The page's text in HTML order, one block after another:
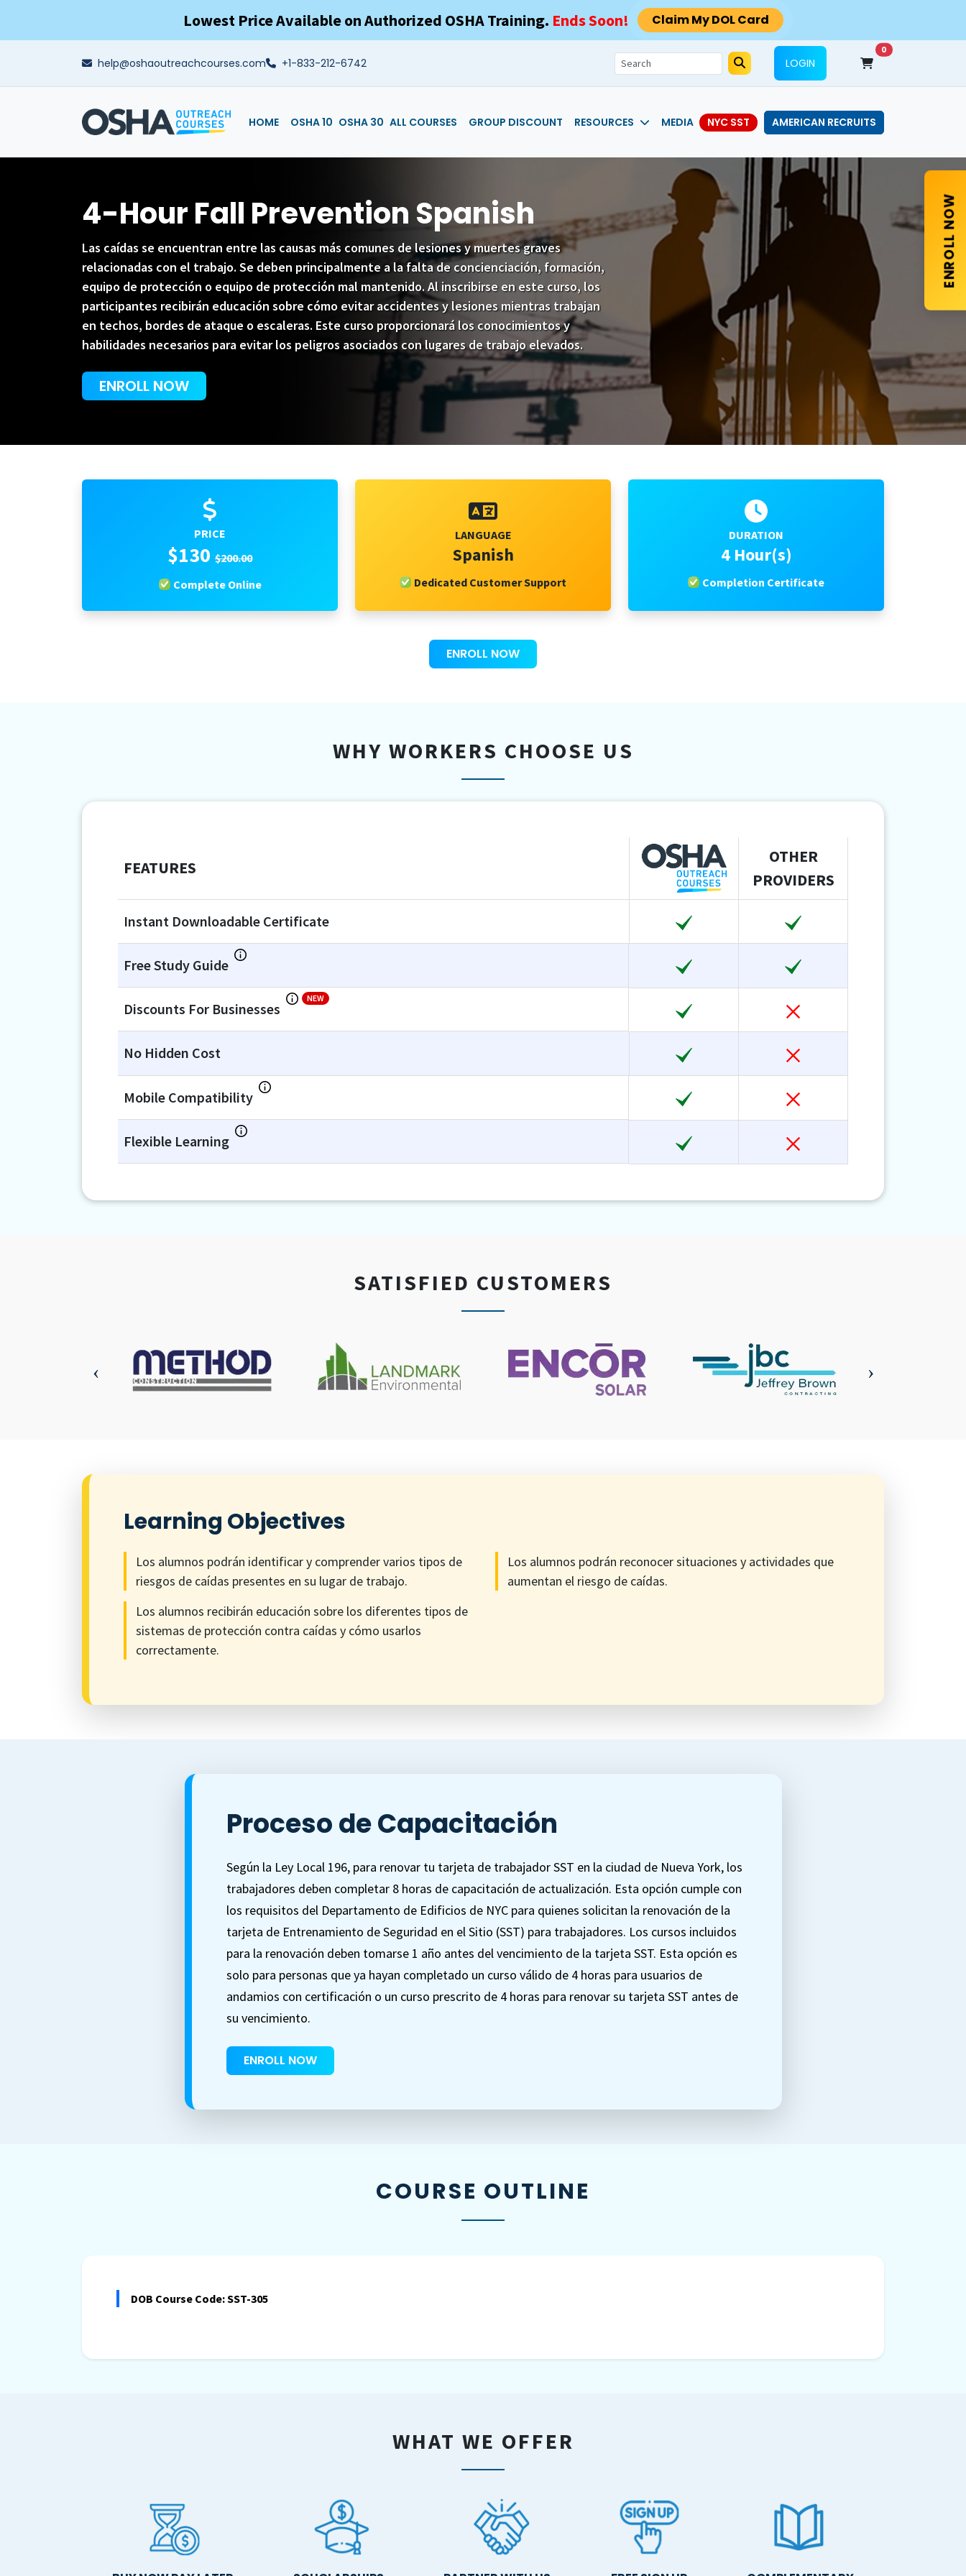
Lowest Price Available on Authorized OSHA Training. Ends Soon! Claim My DOL Card
help@oshaoutreachcourses.com +1-833-212-6742 LOGIN
0
HOME OSHA 10 OSHA 30 ALL COURSES GROUP DISCOUNT RESOURCES MEDIA NYC SST AMERICAN RECRUITS
4-Hour Fall Prevention Spanish
Las caídas se encuentran entre las causas más comunes de lesiones y muertes graves
relacionadas con el trabajo. Se deben principalmente a la falta de concienciación, formación,
equipo de protección o equipo de protección mal mantenido. Al inscribirse en este curso, los
participantes recibirán educación sobre cómo evitar accidentes y lesiones mientras trabajan
en techos, bordes de ataque o escaleras. Este curso proporcionará los conocimientos y
habilidades necesarios para evitar los peligros asociados con lugares de trabajo elevados.
ENROLL NOW
ENROLL NOW
PRICE
$130 $200.00
Complete Online
LANGUAGE
Spanish
Dedicated Customer Support
DURATION
4 Hour(s)
Completion Certificate
ENROLL NOW
WHY WORKERS CHOOSE US
FEATURES
OTHER
PROVIDERS
Instant Downloadable Certificate
Free Study Guide
Discounts For Businesses
NEW
No Hidden Cost
Mobile Compatibility
Flexible Learning
SATISFIED CUSTOMERS
Learning Objectives
Los alumnos podrán identificar y comprender varios tipos de
riesgos de caídas presentes en su lugar de trabajo.
Los alumnos recibirán educación sobre los diferentes tipos de
sistemas de protección contra caídas y cómo usarlos
correctamente.
Los alumnos podrán reconocer situaciones y actividades que
aumentan el riesgo de caídas.
Proceso de Capacitación
Según la Ley Local 196, para renovar tu tarjeta de trabajador SST en la ciudad de Nueva York, los
trabajadores deben completar 8 horas de capacitación de actualización. Esta opción cumple con
los requisitos del Departamento de Edificios de NYC para quienes solicitan la renovación de la
tarjeta de Entrenamiento de Seguridad en el Sitio (SST) para trabajadores. Los cursos incluidos
para la renovación deben tomarse 1 año antes del vencimiento de la tarjeta SST. Esta opción es
solo para personas que ya hayan completado un curso válido de 4 horas para usuarios de
andamios con certificación o un curso prescrito de 4 horas para renovar su tarjeta SST antes de
su vencimiento.
ENROLL NOW
COURSE OUTLINE
DOB Course Code: SST-305
WHAT WE OFFER